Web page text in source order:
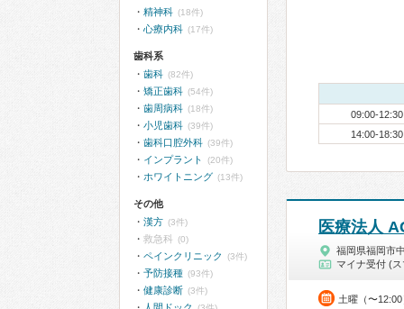
09:00-12:30
14:00-18:30
医療法人
福岡県福岡市
マイナ受付 (
土曜（〜12:00
精神科 (18件)
心療内科 (17件)
歯科系
歯科 (82件)
矯正歯科 (54件)
歯周病科 (18件)
小児歯科 (39件)
歯科口腔外科 (39件)
インプラント (20件)
ホワイトニング (13件)
その他
漢方 (3件)
救急科 (0)
ペインクリニック (3件)
予防接種 (93件)
健康診断 (3件)